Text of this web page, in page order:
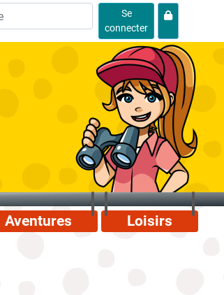
Se
connecter
Aventures Loisirs